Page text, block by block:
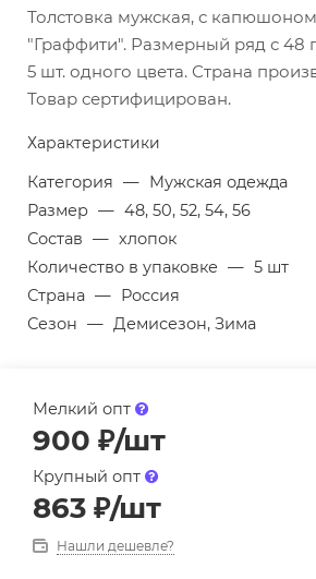
Толстовка мужская, с
"Граффити". Размерный ряд с 48
5 шт. одного цвета. Страна
Товар сертифицирован.
Характеристики
Категория — Мужская одежда
Размер — 48, 50, 52, 54, 56
Состав — хлопок
Количество в упаковке — 5 шт
Страна — Россия
Сезон — Демисезон, Зима
Мелкий опт
900 ₽/шт
Крупный опт
863 ₽/шт
Нашли дешевле?